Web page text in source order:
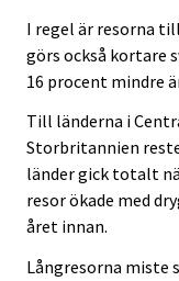
I regel är resorna
görs också kortare
16 procent mindre
Till länderna i
Storbritannien
länder gick totalt
resor ökade med
året innan.
Långresorna miste